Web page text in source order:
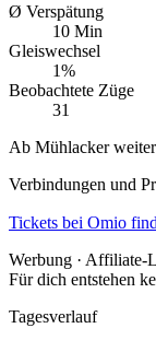
Ø Verspätung
10 Min
Gleiswechsel
1%
Beobachtete Züge
31
Ab Mühlacker
Verbindungen und
Tickets bei Omio
Werbung · Affiliate-
Für dich entstehen
Tagesverlauf